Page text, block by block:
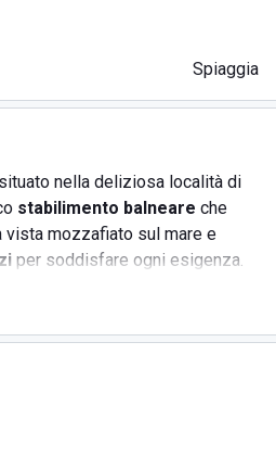
Spiaggia
nella deliziosa località di
stabilimento balneare che
vista mozzafiato sul mare e
per soddisfare ogni esigenza.
variegata che spazia da attività
totale.